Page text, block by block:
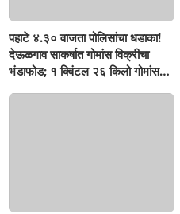
पहाटे ४.३० वाजता पोलिसांचा धडाका!
देऊळगाव साकर्षात गोमांस विक्रीचा
भंडाफोड; १ क्विंटल २६ किलो गोमांस